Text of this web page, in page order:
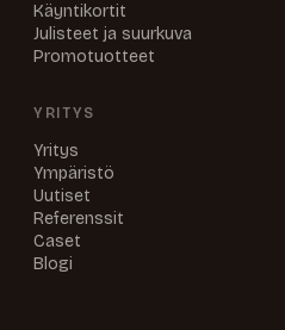
Käyntikortit
Julisteet ja suurkuva
Promotuotteet
YRITYS
Yritys
Ympäristö
Uutiset
Referenssit
Caset
Blogi